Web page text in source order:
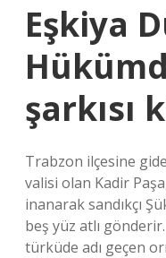
Eşkiya
şarkısı
Trabzon ilçesine
valisi olan Kadir
inanarak sandıkçı
beş yüz atlı
türküde adı geçen